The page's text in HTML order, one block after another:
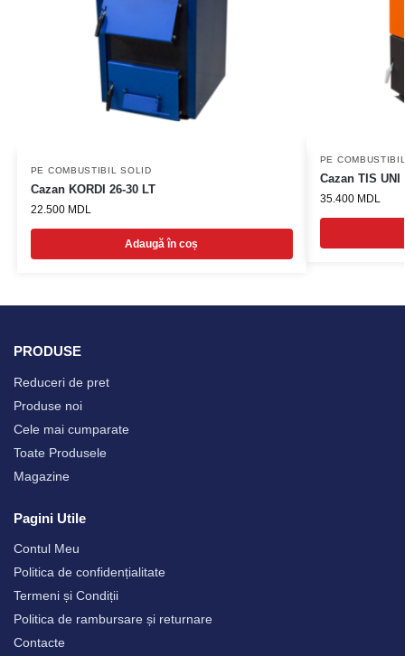
PE COMBUSTIBIL SOLID
Cazan KORDI 26-30 LT
22.500 MDL
Adaugă în coș
PE
Cazan TIS UNI
35.400 MDL
PRODUSE
Reduceri de pret
Produse noi
Cele mai cumparate
Toate Produsele
Magazine
Pagini Utile
Contul Meu
Politica de confidențialitate
Termeni și Condiții
Politica de rambursare și returnare
Contacte